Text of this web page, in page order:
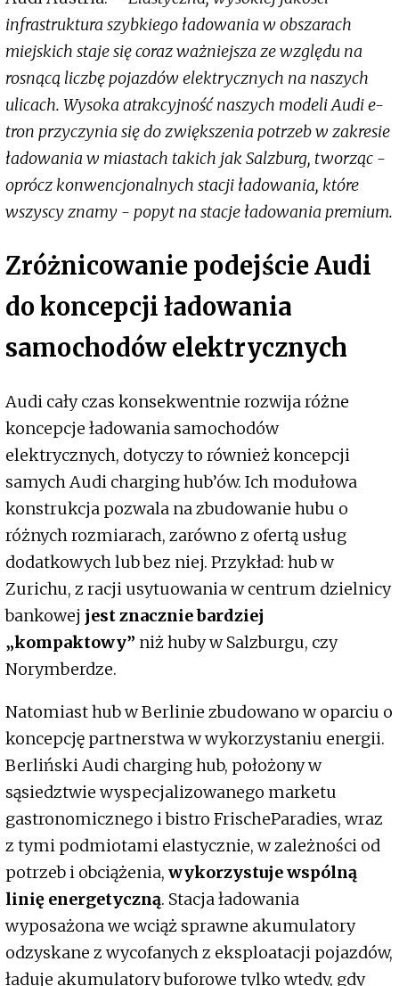
infrastruktura szybkiego ładowania w obszarach
miejskich staje się coraz ważniejsza ze względu na
rosnącą liczbę pojazdów elektrycznych na naszych
ulicach. Wysoka atrakcyjność naszych modeli Audi e-
tron przyczynia się do zwiększenia potrzeb w zakresie
ładowania w miastach takich jak Salzburg, tworząc -
oprócz konwencjonalnych stacji ładowania, które
wszyscy znamy - popyt na stacje ładowania premium.
Zróżnicowanie podejście Audi
do koncepcji ładowania
samochodów elektrycznych
Audi cały czas konsekwentnie rozwija różne
koncepcje ładowania samochodów
elektrycznych, dotyczy to również koncepcji
samych Audi charging hub’ów. Ich modułowa
konstrukcja pozwala na zbudowanie hubu o
różnych rozmiarach, zarówno z ofertą usług
dodatkowych lub bez niej. Przykład: hub w
Zurichu, z racji usytuowania w centrum dzielnicy
bankowej jest znacznie bardziej
„kompaktowy” niż huby w Salzburgu, czy
Norymberdze.
Natomiast hub w Berlinie zbudowano w oparciu o
koncepcję partnerstwa w wykorzystaniu energii.
Berliński Audi charging hub, położony w
sąsiedztwie wyspecjalizowanego marketu
gastronomicznego i bistro FrischeParadies, wraz
z tymi podmiotami elastycznie, w zależności od
potrzeb i obciążenia, wykorzystuje wspólną
linię energetyczną. Stacja ładowania
wyposażona we wciąż sprawne akumulatory
odzyskane z wycofanych z eksploatacji pojazdów,
ładuje akumulatory buforowe tylko wtedy, gdy